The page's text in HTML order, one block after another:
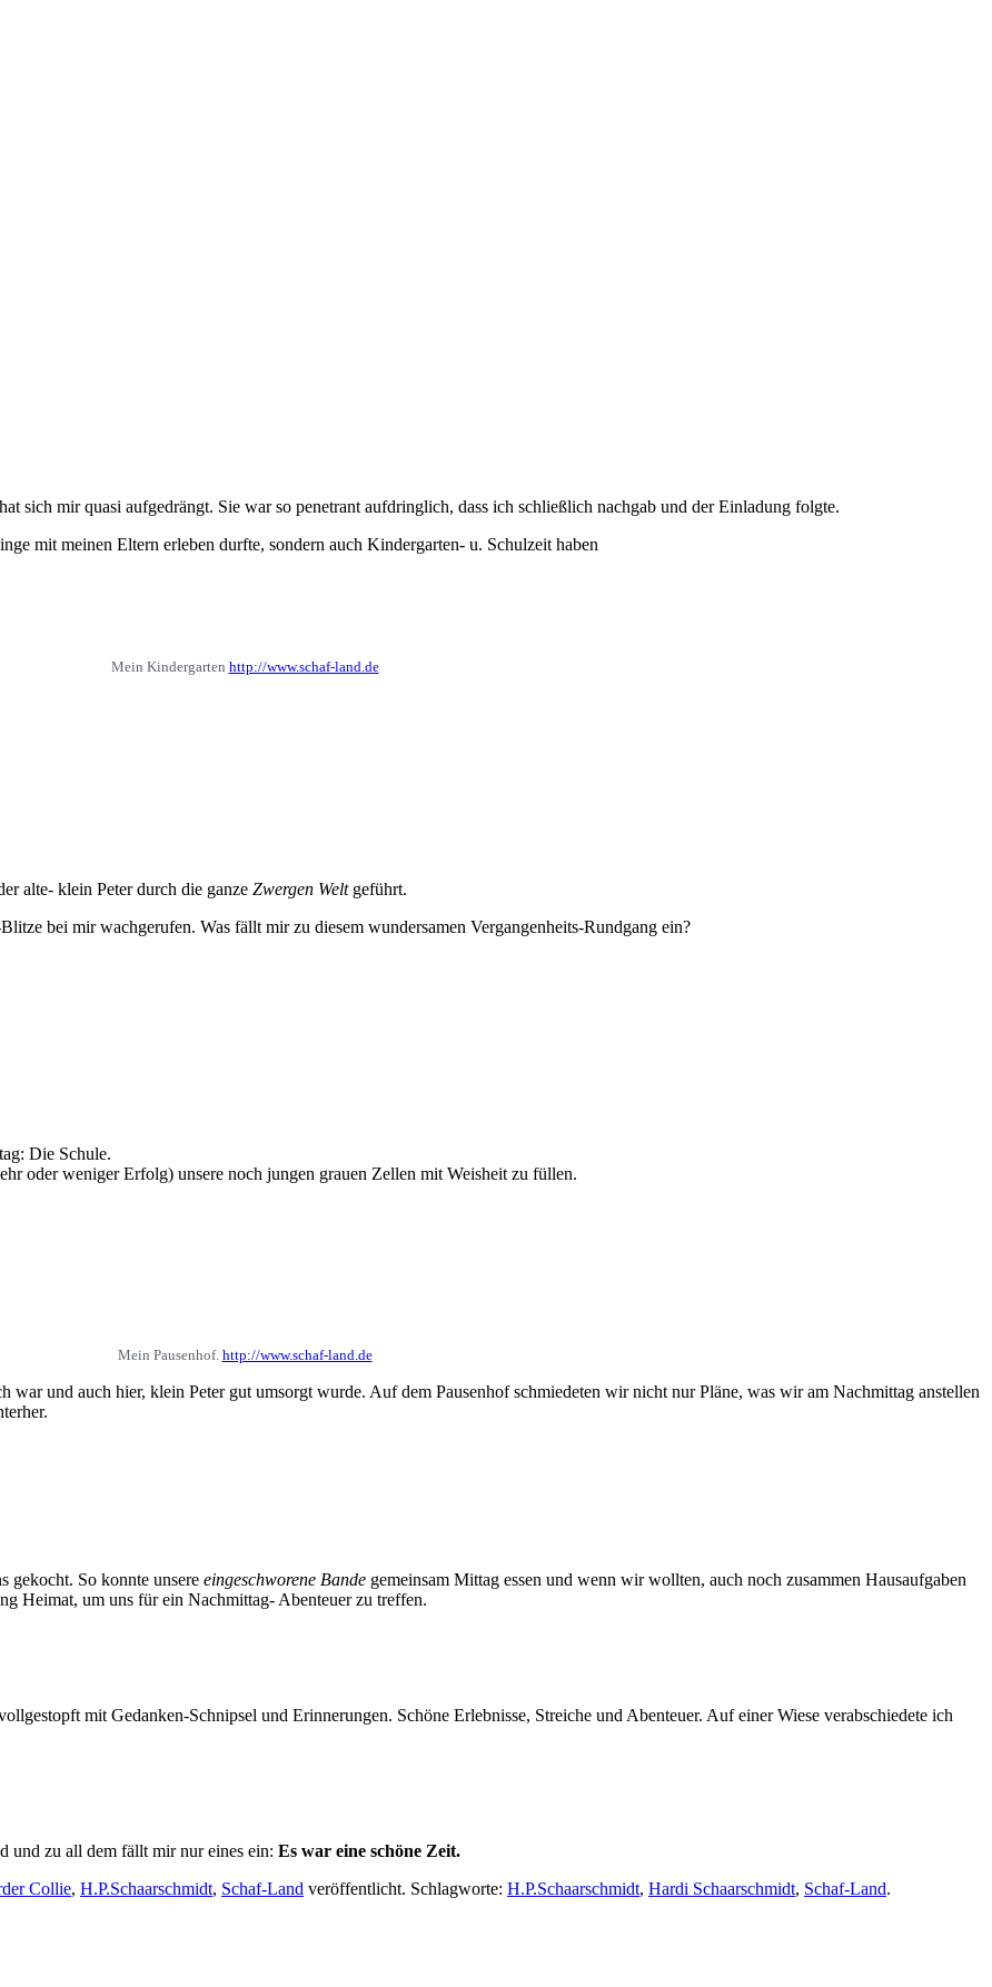
hat sich mir quasi aufgedrängt. Sie war so penetrant aufdringlich, dass ich schließlich nachgab und der Einladung folgte.
mit meinen Eltern erleben durfte, sondern auch Kindergarten- u. Schulzeit haben
Mein Kindergarten http://www.schaf-land.de
alte- klein Peter durch die ganze Zwergen Weltgeführt.
bei mir wachgerufen. Was fällt mir zu diesem wundersamen Vergangenheits-Rundgang ein?
Die Schule.
oder weniger Erfolg) unsere noch jungen grauen Zellen mit Weisheit zu füllen.
Mein Pausenhof. http://www.schaf-land.de
war und auch hier, klein Peter gut umsorgt wurde. Auf dem Pausenhof schmiedeten wir nicht nur Pläne, was wir am Nachmittag anstellen
gekocht. So konnte unsere eingeschworene Bande gemeinsam Mittag essen und wenn wir wollten, auch noch zusammen Hausaufgaben
Heimat, um uns für ein Nachmittag- Abenteuer zu treffen.
mit Gedanken-Schnipsel und Erinnerungen. Schöne Erlebnisse, Streiche und Abenteuer. Auf einer Wiese verabschiedete ich
und zu all dem fällt mir nur eines ein: Es war eine schöne Zeit.
Collie, H.P.Schaarschmidt, Schaf-Land veröffentlicht. Schlagworte: H.P.Schaarschmidt, Hardi Schaarschmidt, Schaf-Land.